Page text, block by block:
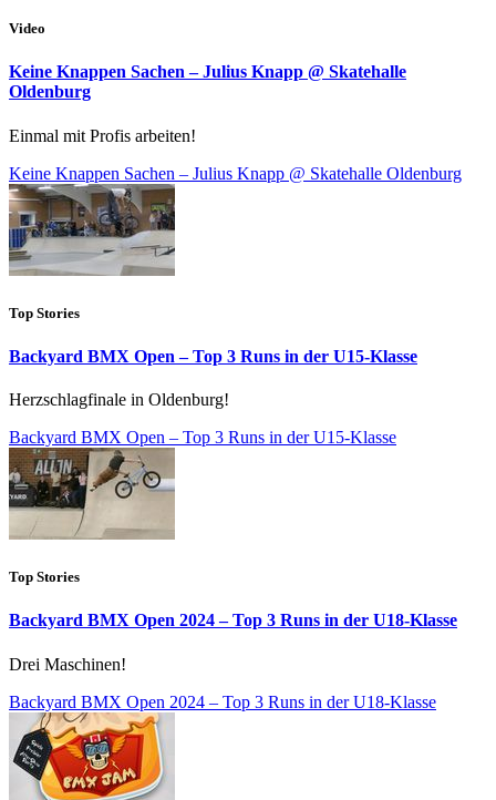
Video
Keine Knappen Sachen – Julius Knapp @ Skatehalle
Oldenburg
Einmal mit Profis arbeiten!
Keine Knappen Sachen – Julius Knapp @ Skatehalle Oldenburg
Top Stories
Backyard BMX Open – Top 3 Runs in der U15-Klasse
Herzschlagfinale in Oldenburg!
Backyard BMX Open – Top 3 Runs in der U15-Klasse
Top Stories
Backyard BMX Open 2024 – Top 3 Runs in der U18-Klasse
Drei Maschinen!
Backyard BMX Open 2024 – Top 3 Runs in der U18-Klasse